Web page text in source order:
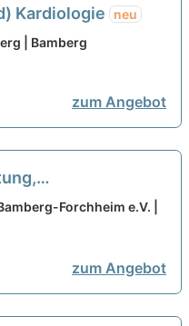
Kardiologie
neu
| Bamberg
zum Angebot
(m/w/d) neu
Forchheim e.V. |
zum Angebot